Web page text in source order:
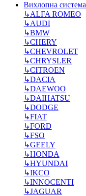
Вихлопна система
↳ALFA ROMEO
↳AUDI
↳BMW
↳CHERY
↳CHEVROLET
↳CHRYSLER
↳CITROEN
↳DACIA
↳DAEWOO
↳DAIHATSU
↳DODGE
↳FIAT
↳FORD
↳FSO
↳GEELY
↳HONDA
↳HYUNDAI
↳IKCO
↳INNOCENTI
↳JAGUAR